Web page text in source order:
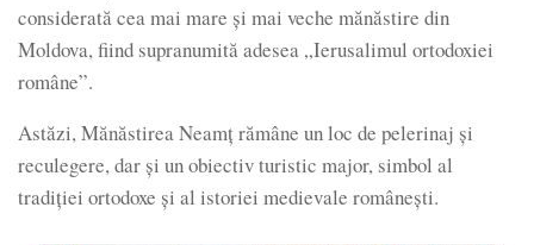
considerată cea mai mare și mai veche mănăstire din
Moldova, fiind supranumită adesea „Ierusalimul ortodoxiei
române”.
Astăzi, Mănăstirea Neamț rămâne un loc de pelerinaj și
reculegere, dar și un obiectiv turistic major, simbol al
tradiției ortodoxe și al istoriei medievale românești.